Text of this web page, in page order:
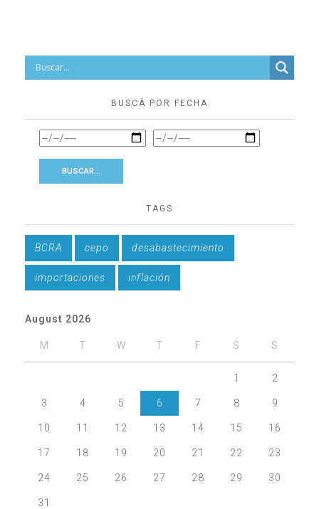
BUSCÁ POR FECHA
TAGS
BCRA cepo desabastecimiento
importaciones inflación
August 2026
M T W T F S S
1 2
3 4 5 6 7 8 9
10 11 12 13 14 15 16
17 18 19 20 21 22 23
24 25 26 27 28 29 30
31